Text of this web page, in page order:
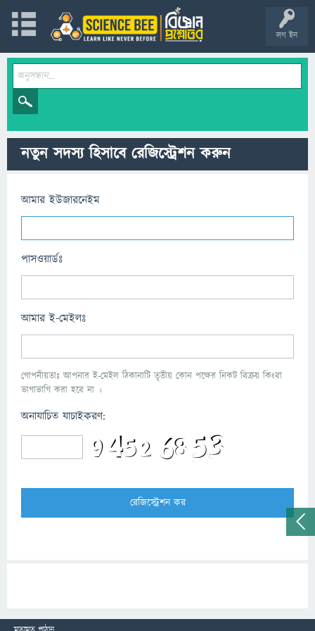
লগ ইন
নতুন সদস্য হিসাবে রেজিস্ট্রেশন করুন
আমার ইউজারনেইম
পাসওয়ার্ডঃ
আমার ই-মেইলঃ
গোপনীয়তাঃ আপনার ই-মেইল ঠিকানাটি তৃতীয় কোন পক্ষের নিকট বিক্রয় কিংবা
ভাগাভাগি করা হবে না ।
অনাযাচিত যাচাইকরণ: